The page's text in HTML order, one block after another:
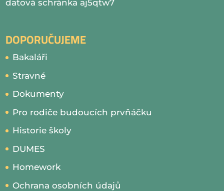
datová schránka aj5qtw7
DOPORUČUJEME
Bakaláři
Stravné
Dokumenty
Pro rodiče budoucích prvňáčku
Historie školy
DUMES
Homework
Ochrana osobních údajů